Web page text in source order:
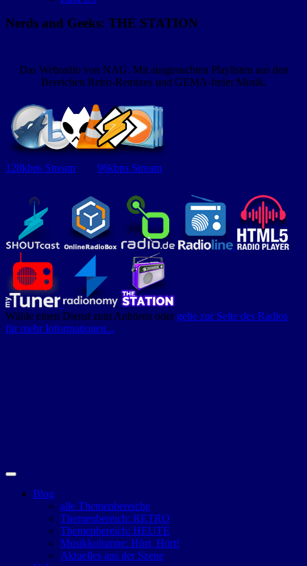
Nerds and Geeks: THE STATION
Das Webradio von NAG. Mit ausgesuchten Playlisten aus den
Bereichen Retro-Remixes und GEMA-freier Musik.
128kbps Stream 96kbps Stream
Wähle einen Dienst zum Anhören oder gehe zur Seite des Radios
für mehr Informationen...
Blog
alle Themenbereiche
Themenbereich: RETRO
Themenbereich: HEUTE
Musikkolumne: Hört, Hört!
Aktuelles aus der Szene